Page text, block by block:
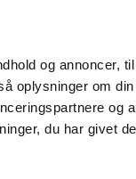
og annoncer,
oplysninger om
og
du har givet
Tilskud og